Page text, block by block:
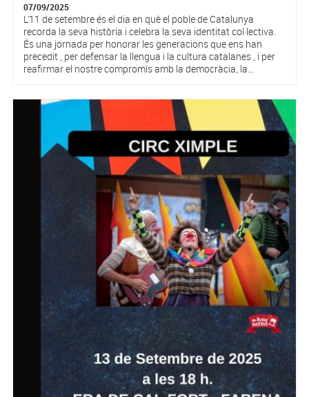
07/09/2025
L’11 de setembre és el dia en què el poble de Catalunya
recorda la seva història i celebra la seva identitat col·lectiva.
És una jornada per honorar les generacions que ens han
precedit , per defensar la llengua i la cultura catalanes , i per
reafirmar el nostre compromís amb la democràcia, la...